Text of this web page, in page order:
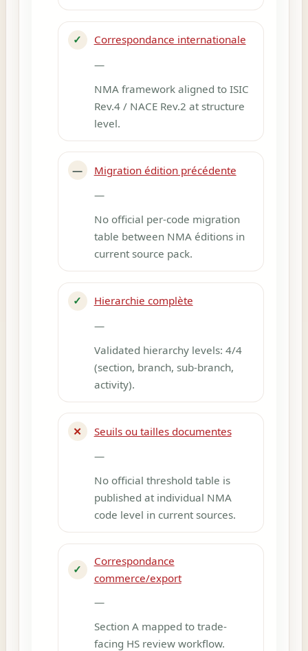
✓
Correspondance internationale
—
NMA framework aligned to ISIC
Rev.4 / NACE Rev.2 at structure
level.
—
Migration édition précédente
—
No official per-code migration
table between NMA éditions in
current source pack.
✓
Hierarchie complète
—
Validated hierarchy levels: 4/4
(section, branch, sub-branch,
activity).
✕
Seuils ou tailles documentes
—
No official threshold table is
published at individual NMA
code level in current sources.
✓
Correspondance
commerce/export
—
Section A mapped to trade-
facing HS review workflow.